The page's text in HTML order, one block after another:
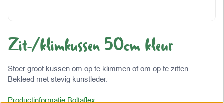
Zit-/klimkussen 50cm kleur
Stoer groot kussen om op te klimmen of om op te zitten.
Bekleed met stevig kunstleder.
Productinformatie Boltaflex